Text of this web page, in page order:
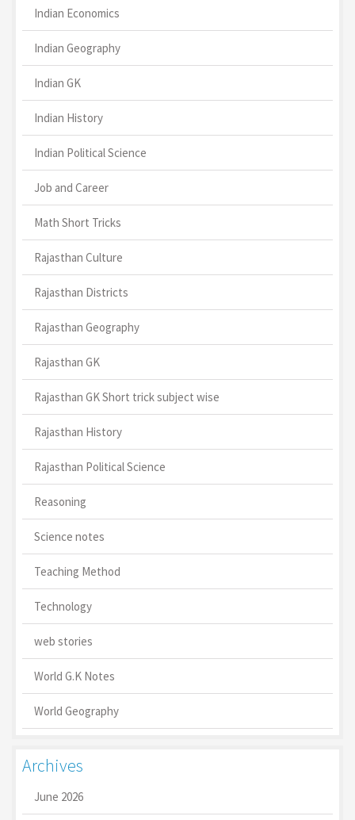
Indian Economics
Indian Geography
Indian GK
Indian History
Indian Political Science
Job and Career
Math Short Tricks
Rajasthan Culture
Rajasthan Districts
Rajasthan Geography
Rajasthan GK
Rajasthan GK Short trick subject wise
Rajasthan History
Rajasthan Political Science
Reasoning
Science notes
Teaching Method
Technology
web stories
World G.K Notes
World Geography
Archives
June 2026